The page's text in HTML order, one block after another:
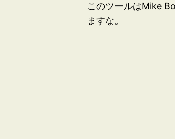
このツールはMike
ますな。